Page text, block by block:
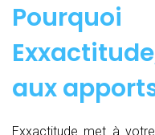
aux
Exxactitude met à